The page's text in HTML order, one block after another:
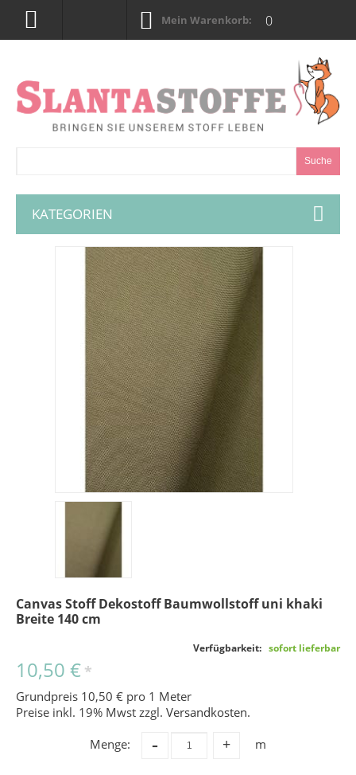
Mein Warenkorb: 0
Suche
KATEGORIEN
Canvas Stoff Dekostoff Baumwollstoff uni khaki
Breite 140 cm
Verfügbarkeit: sofort lieferbar
10,50 € *
Grundpreis 10,50 € pro 1 Meter
Preise inkl. 19% Mwst zzgl. Versandkosten.
Menge:
+
- m